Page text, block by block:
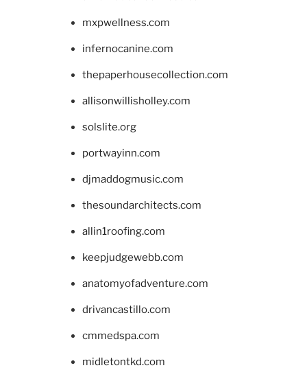
mxpwellness.com
infernocanine.com
thepaperhousecollection.com
allisonwillisholley.com
solslite.org
portwayinn.com
djmaddogmusic.com
thesoundarchitects.com
allin1roofing.com
keepjudgewebb.com
anatomyofadventure.com
drivancastillo.com
cmmedspa.com
midletontkd.com